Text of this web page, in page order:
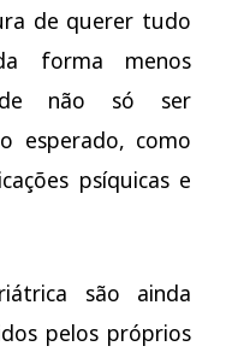
de querer tudo
forma menos
não só ser
esperado, como
psíquicas e
são ainda
pelos próprios